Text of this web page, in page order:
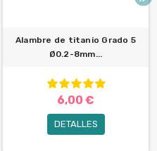
Alambre de titanio Grado 5
Ø0.2-8mm...
6,00 €
DETALLES